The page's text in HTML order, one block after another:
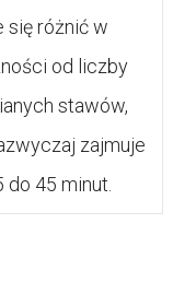
się różnić w
od liczby
stawów,
zajmuje
do 45 minut.